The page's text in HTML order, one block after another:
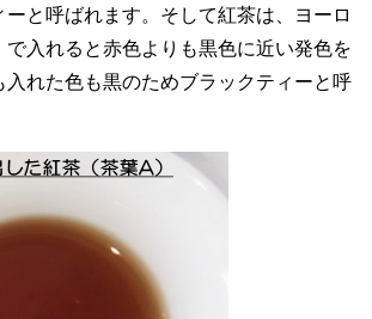
と呼ばれます。そして紅茶は、ヨーロ
で入れると赤色よりも黒色に近い発色を
入れた色も黒のためブラックティーと呼